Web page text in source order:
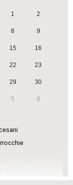
1 2
8 9
15 16
22 23
29 30
5 6